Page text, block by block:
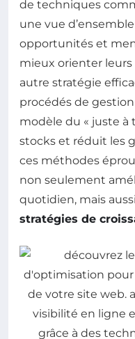
de techniques
une vue
opportunités et
mieux orienter
autre stratégie
procédés de
modèle du « juste à
stocks et réduit les
ces méthodes
non seulement
quotidien, mais
stratégies de